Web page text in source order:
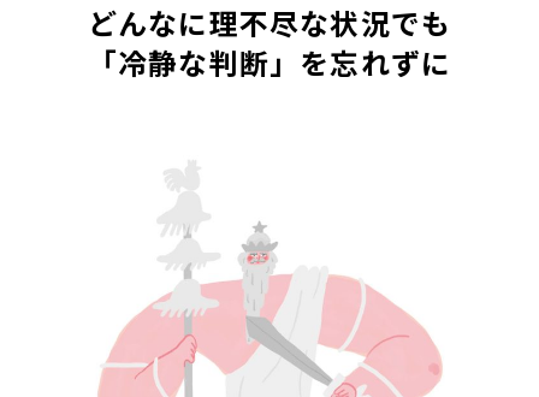
どんなに理不尽な状況でも
「冷静な判断」を忘れずに